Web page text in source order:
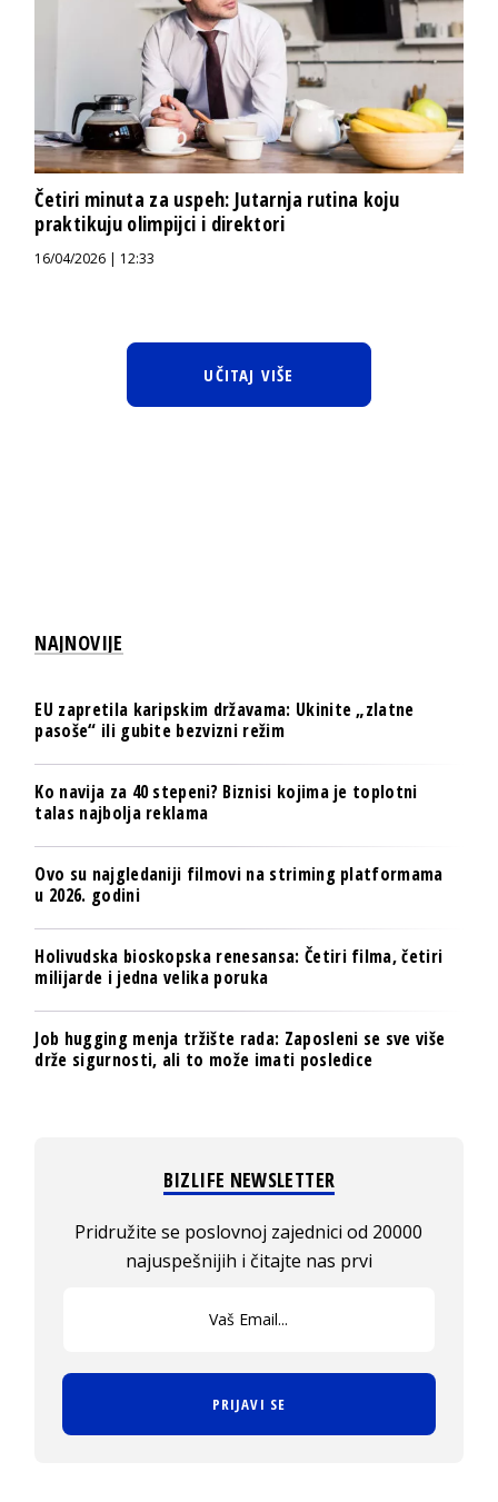
Četiri minuta za uspeh: Jutarnja rutina koju
praktikuju olimpijci i direktori
16/04/2026 | 12:33
UČITAJ VIŠE
NAJNOVIJE
EU zapretila karipskim državama: Ukinite „zlatne
pasoše“ ili gubite bezvizni režim
Ko navija za 40 stepeni? Biznisi kojima je toplotni
talas najbolja reklama
Ovo su najgledaniji filmovi na striming platformama
u 2026. godini
Holivudska bioskopska renesansa: Četiri filma, četiri
milijarde i jedna velika poruka
Job hugging menja tržište rada: Zaposleni se sve više
drže sigurnosti, ali to može imati posledice
BIZLIFE NEWSLETTER
Pridružite se poslovnoj zajednici od 20000
najuspešnijih i čitajte nas prvi
PRIJAVI SE